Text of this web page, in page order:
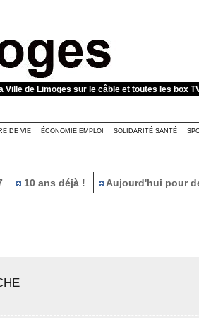
de Limoges sur le câble et toutes les box
DE VIE ÉCONOMIE EMPLOI SOLIDARITÉ SANTÉ
10 ans déjà ! Aujourd'hui pour